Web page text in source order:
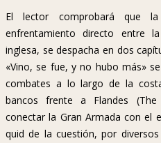
El lector comprobará que
enfrentamiento directo entre
inglesa, se despacha en dos
«Vino, se fue, y no hubo más»
combates a lo largo de la
bancos frente a Flandes
conectar la Gran Armada con el
quid de la cuestión, por